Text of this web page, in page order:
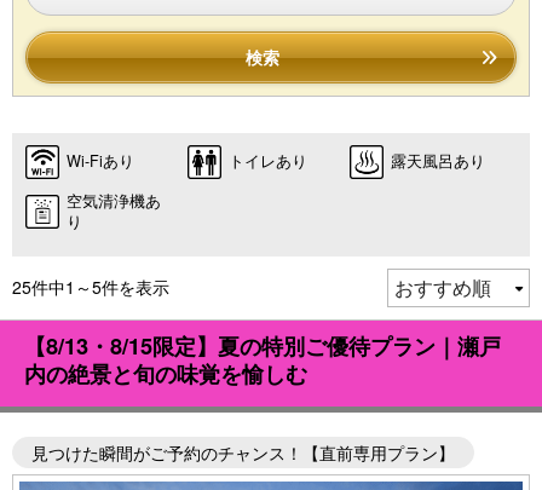
検索
Wi-Fiあり トイレあり
露天風呂あり
空気清浄機あ
り
25件中1～5件を表示
【8/13・8/15限定】夏の特別ご優待プラン｜瀬戸
内の絶景と旬の味覚を愉しむ
見つけた瞬間がご予約のチャンス！【直前専用プラン】